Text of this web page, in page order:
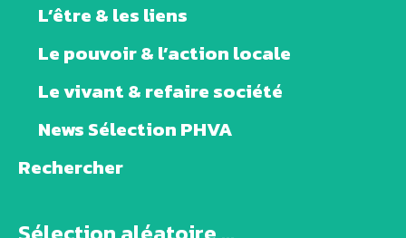
L’être & les liens
Le pouvoir & l’action locale
Le vivant & refaire société
News Sélection PHVA
Rechercher